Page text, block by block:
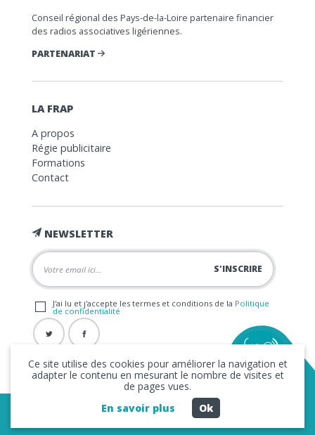
Conseil régional des Pays-de-la-Loire partenaire financier
des radios associatives ligériennes.
PARTENARIAT
LA FRAP
A propos
Régie publicitaire
Formations
Contact
NEWSLETTER
J'ai lu et j'accepte les termes et conditions de la Politique
de confidentialité
Copyright © 2026 La FRAP -Mentions légales
Business to Web
Ce site utilise des cookies pour améliorer la navigation et
adapter le contenu en mesurant le nombre de visites et
de pages vues.
En savoir plus
Ok